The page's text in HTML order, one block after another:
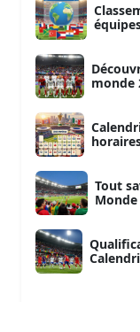
monde
Tout
Monde